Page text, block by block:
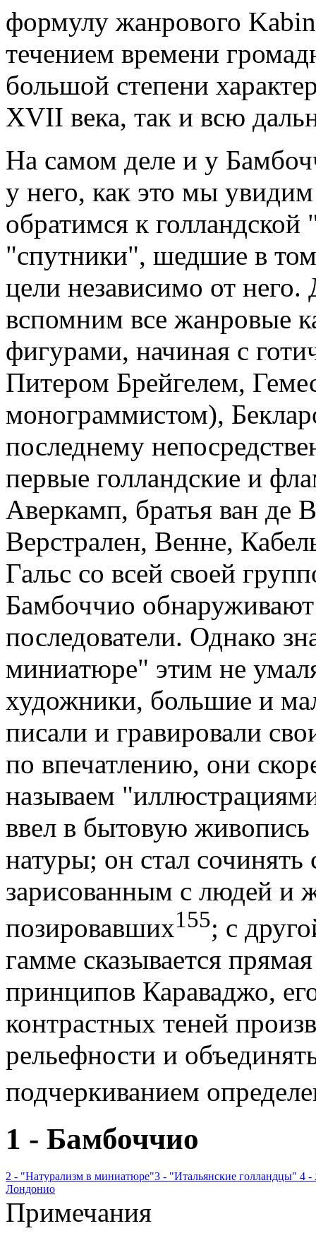
формулу жанрового
течением времени
большой степени
XVII века, так и всю
На самом деле и у
у него, как это мы увидим
обратимся к
"спутники", шедшие в
цели независимо от
вспомним все жанровые
фигурами, начиная с
Питером Брейгелем,
монограммистом),
последнему
первые голландские и
Аверкамп, братья ван де
Верстрален, Венне,
Гальс со всей своей
Бамбоччио обнаруживают
последователи. Однако
миниатюре" этим не
художники, большие и
писали и гравировали
по впечатлению, они
называем
ввел в бытовую
натуры; он стал
зарисованным с людей и
позировавших155; с
гамме сказывается
принципов Караваджо,
контрастных теней
рельефности и
подчеркиванием
1 - Бамбоччио
2 - "Натурализм в миниатюре"3 - "Итальянские голландцы" 4 -
Лондонио
Примечания